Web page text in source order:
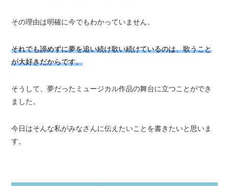
その理由は明確に今でもわかっていません。
それでも諦めずに夢を追い続け歌い続けているのは、歌うこと
が大好きだからです。
そうして、夢だったミュージカル作品の舞台に立つことができ
ました。
今日はそんな私がみなさんに伝えたいことを書きたいと思いま
す。